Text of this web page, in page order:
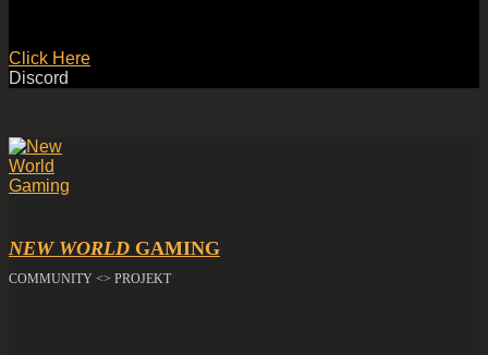
Click Here
Discord
NEW WORLD GAMING
COMMUNITY <> PROJEKT